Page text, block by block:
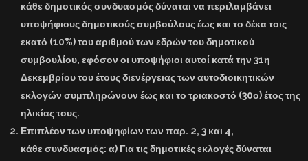
κάθε δημοτικός συνδυασμός δύναται να περιλαμβάνει
υποψήφιους δημοτικούς συμβούλους έως και το δέκα τοις
εκατό (10%) του αριθμού των εδρών του δημοτικού
συμβουλίου, εφόσον οι υποψήφιοι αυτοί κατά την 31η
Δεκεμβρίου του έτους διενέργειας των αυτοδιοικητικών
εκλογών συμπληρώνουν έως και το τριακοστό (30ο) έτος της
ηλικίας τους.
Επιπλέον των υποψηφίων των παρ. 2, 3 και 4,
κάθε συνδυασμός: α) Για τις δημοτικές εκλογές δύναται